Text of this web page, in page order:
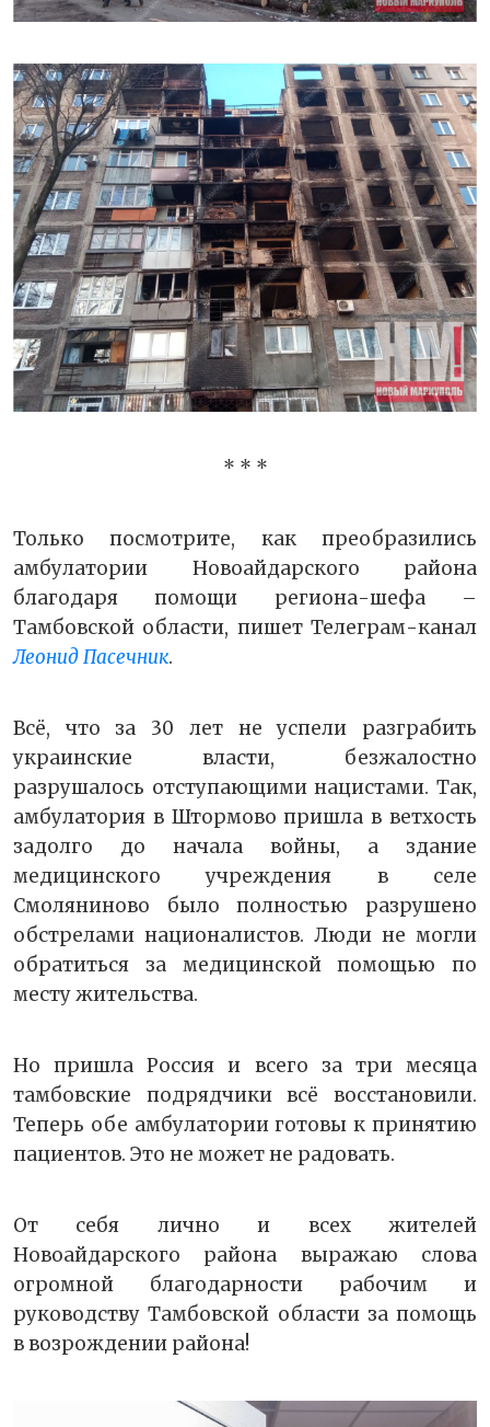
* * *
Только посмотрите, как преобразились
амбулатории Новоайдарского района
благодаря помощи региона-шефа –
Тамбовской области, пишет Телеграм-канал
Леонид Пасечник.
Всё, что за 30 лет не успели разграбить
украинские власти, безжалостно
разрушалось отступающими нацистами. Так,
амбулатория в Штормово пришла в ветхость
задолго до начала войны, а здание
медицинского учреждения в селе
Смоляниново было полностью разрушено
обстрелами националистов. Люди не могли
обратиться за медицинской помощью по
месту жительства.
Но пришла Россия и всего за три месяца
тамбовские подрядчики всё восстановили.
Теперь обе амбулатории готовы к принятию
пациентов. Это не может не радовать.
От себя лично и всех жителей
Новоайдарского района выражаю слова
огромной благодарности рабочим и
руководству Тамбовской области за помощь
в возрождении района!